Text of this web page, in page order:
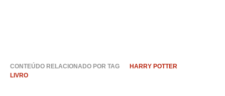
CONTEÚDO RELACIONADO POR TAG
HARRY POTTER
LIVRO